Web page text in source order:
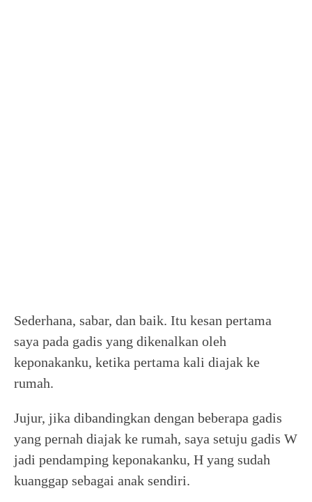
Sederhana, sabar, dan baik. Itu kesan pertama
saya pada gadis yang dikenalkan oleh
keponakanku, ketika pertama kali diajak ke
rumah.
Jujur, jika dibandingkan dengan beberapa gadis
yang pernah diajak ke rumah, saya setuju gadis W
jadi pendamping keponakanku, H yang sudah
kuanggap sebagai anak sendiri.